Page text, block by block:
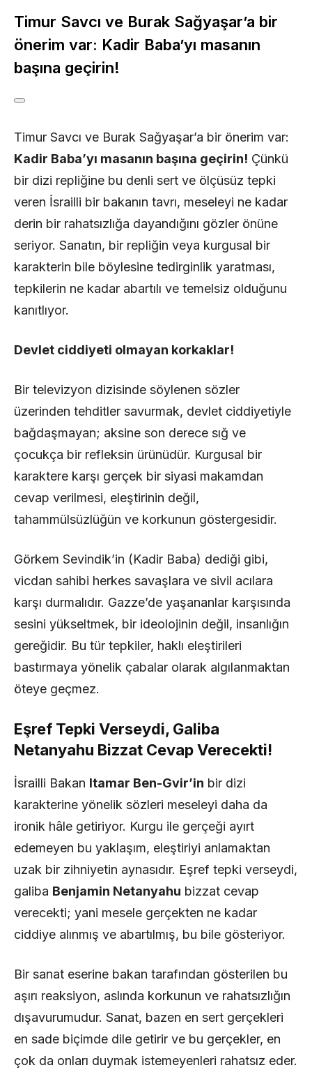
Timur Savcı ve Burak Sağyaşar’a bir
önerim var: Kadir Baba’yı masanın
başına geçirin!
Timur Savcı ve Burak Sağyaşar’a bir önerim var:
Kadir Baba’yı masanın başına geçirin! Çünkü
bir dizi repliğine bu denli sert ve ölçüsüz tepki
veren İsrailli bir bakanın tavrı, meseleyi ne kadar
derin bir rahatsızlığa dayandığını gözler önüne
seriyor. Sanatın, bir repliğin veya kurgusal bir
karakterin bile böylesine tedirginlik yaratması,
tepkilerin ne kadar abartılı ve temelsiz olduğunu
kanıtlıyor.
Devlet ciddiyeti olmayan korkaklar!
Bir televizyon dizisinde söylenen sözler
üzerinden tehditler savurmak, devlet ciddiyetiyle
bağdaşmayan; aksine son derece sığ ve
çocukça bir refleksin ürünüdür. Kurgusal bir
karaktere karşı gerçek bir siyasi makamdan
cevap verilmesi, eleştirinin değil,
tahammülsüzlüğün ve korkunun göstergesidir.
Görkem Sevindik’in (Kadir Baba) dediği gibi,
vicdan sahibi herkes savaşlara ve sivil acılara
karşı durmalıdır. Gazze’de yaşananlar karşısında
sesini yükseltmek, bir ideolojinin değil, insanlığın
gereğidir. Bu tür tepkiler, haklı eleştirileri
bastırmaya yönelik çabalar olarak algılanmaktan
öteye geçmez.
Eşref Tepki Verseydi, Galiba
Netanyahu Bizzat Cevap Verecekti!
İsrailli Bakan Itamar Ben-Gvir’in bir dizi
karakterine yönelik sözleri meseleyi daha da
ironik hâle getiriyor. Kurgu ile gerçeği ayırt
edemeyen bu yaklaşım, eleştiriyi anlamaktan
uzak bir zihniyetin aynasıdır. Eşref tepki verseydi,
galiba Benjamin Netanyahu bizzat cevap
verecekti; yani mesele gerçekten ne kadar
ciddiye alınmış ve abartılmış, bu bile gösteriyor.
Bir sanat eserine bakan tarafından gösterilen bu
aşırı reaksiyon, aslında korkunun ve rahatsızlığın
dışavurumudur. Sanat, bazen en sert gerçekleri
en sade biçimde dile getirir ve bu gerçekler, en
çok da onları duymak istemeyenleri rahatsız eder.